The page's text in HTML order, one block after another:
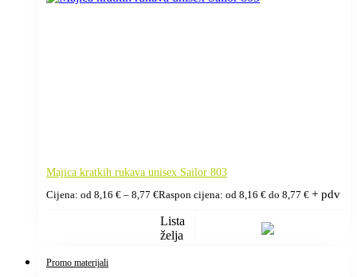
Majica kratkih rukava unisex Sailor 803
Cijena: od 8,16 € – 8,77 €Raspon cijena: od 8,16 € do 8,77 € + pdv
Lista
želja
Promo materijali